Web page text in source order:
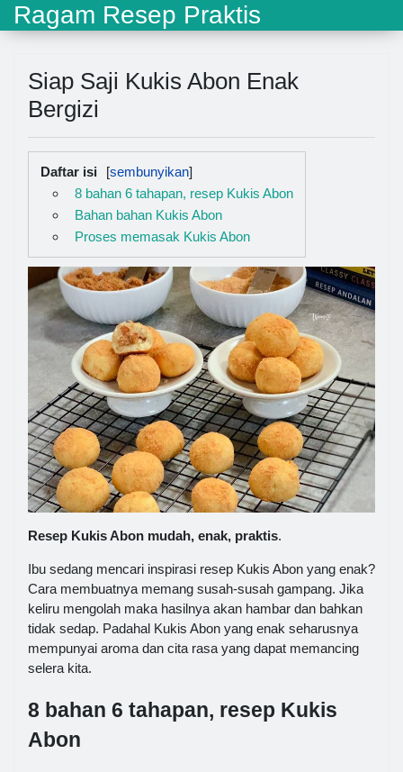
Ragam Resep Praktis
Siap Saji Kukis Abon Enak
Bergizi
Daftar isi
8 bahan 6 tahapan, resep Kukis Abon
Bahan bahan Kukis Abon
Proses memasak Kukis Abon
Resep Kukis Abon mudah, enak, praktis.
Ibu sedang mencari inspirasi resep Kukis Abon yang enak?
Cara membuatnya memang susah-susah gampang. Jika
keliru mengolah maka hasilnya akan hambar dan bahkan
tidak sedap. Padahal Kukis Abon yang enak seharusnya
mempunyai aroma dan cita rasa yang dapat memancing
selera kita.
8 bahan 6 tahapan, resep Kukis
Abon